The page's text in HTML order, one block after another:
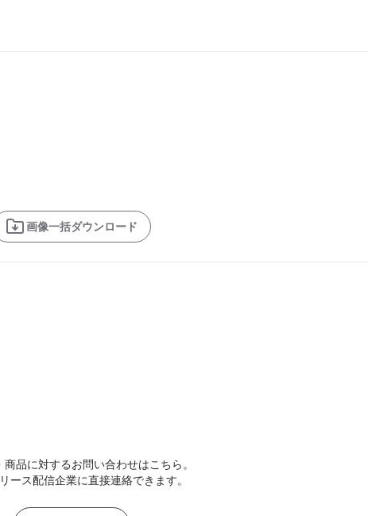
画像一括ダウンロード
商品に対するお問い合わせはこちら。
ース配信企業に直接連絡できます。